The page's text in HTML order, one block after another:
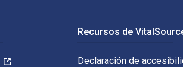
Recursos de
Declaración de